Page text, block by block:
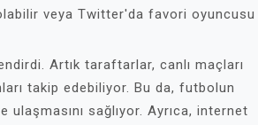
veya Twitter'da favori oyuncusu
Artık taraftarlar, canlı maçları
takip edebiliyor. Bu da, futbolun
sağlıyor. Ayrıca, internet